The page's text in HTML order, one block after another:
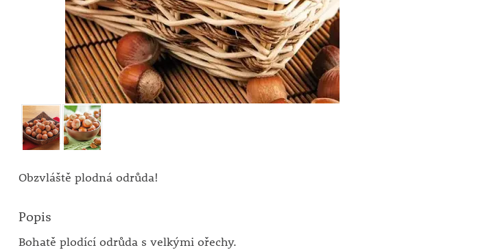
Obzvláště plodná odrůda!
Popis
Bohatě plodící odrůda s velkými ořechy.